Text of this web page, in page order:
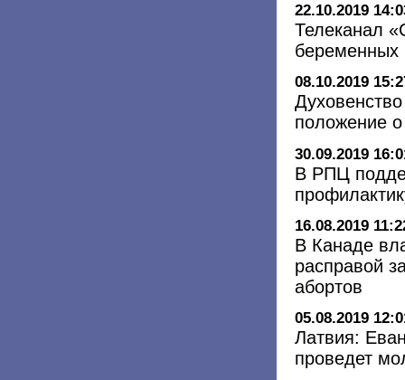
22.10.2019
Телеканал
беременных
08.10.2019
положение о
30.09.2019
В РПЦ
16.08.2019
В Канаде
расправой
абортов
05.08.2019
Латвия:
проведет